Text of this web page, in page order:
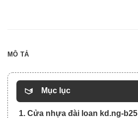
MÔ TẢ
Mục lục
1. Cửa nhựa đài loan kd.ng-b25